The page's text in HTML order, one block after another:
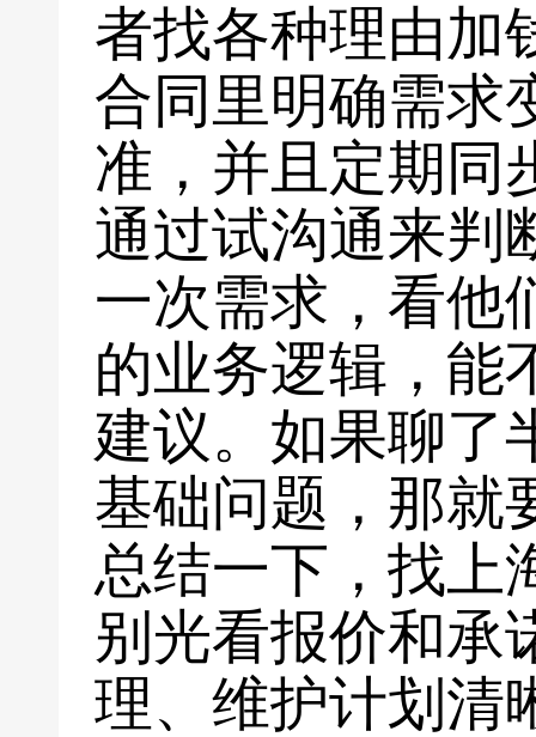
者找各种理由加
合同里明确需求
准，并且定期同
通过试沟通来判
一次需求，看他
的业务逻辑，能
建议。如果聊了
基础问题，那就
总结一下，找上
别光看报价和承
理、维护计划清